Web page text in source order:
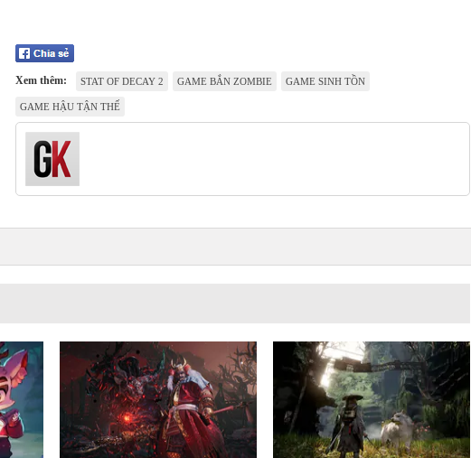
Xem thêm: STAT OF DECAY 2 GAME BẮN ZOMBIE GAME SINH TỒN
GAME HẬU TẬN THẾ